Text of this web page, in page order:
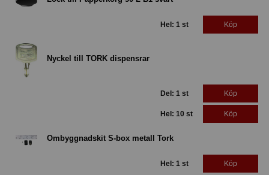
Hel: 1 st Köp
Nyckel till TORK dispensrar
Del: 1 st Köp
Hel: 10 st Köp
Ombyggnadskit S-box metall Tork
Hel: 1 st Köp